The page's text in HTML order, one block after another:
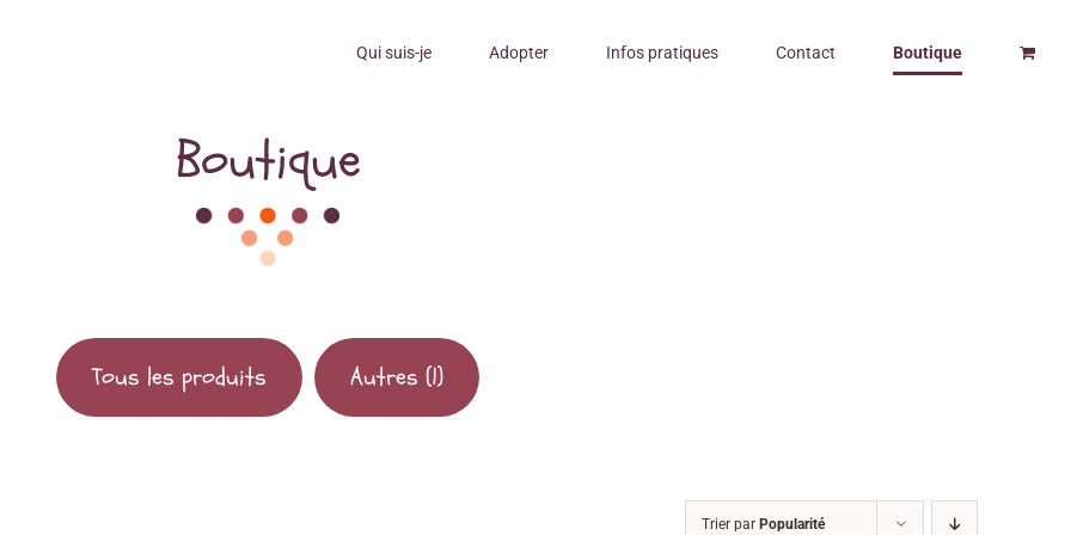
Qui suis-je Adopter Infos pratiques Contact Boutique
Boutique
Tous les produits Autres (1)
Trier par Popularité